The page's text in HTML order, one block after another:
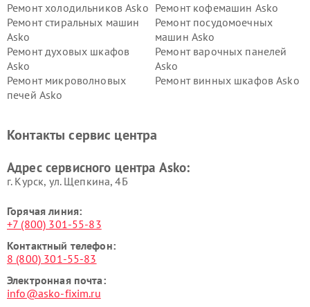
Ремонт холодильников Asko Ремонт кофемашин Asko
Ремонт стиральных машин
Asko
Ремонт посудомоечных
машин Asko
Ремонт духовых шкафов
Asko
Ремонт варочных панелей
Asko
Ремонт микроволновых
печей Asko
Ремонт винных шкафов Asko
Ремонт подогревателей
Ремонт промышленных
Asko
Контакты сервис центра
Адрес сервисного центра Asko:
г. Курск, ул. Щепкина, 4Б
Горячая линия:
+7 (800) 301-55-83
Контактный телефон:
8 (800) 301-55-83
Электронная почта:
info@asko-fixim.ru